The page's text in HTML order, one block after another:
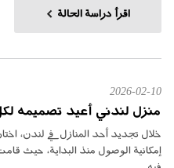
اقرأ دراسة الحالة
2026-02-10
منزل لندني أعيد تصميمه
خلال تجديد أحد المنازل في لندن،
إمكانية الوصول منذ البداية، حيث